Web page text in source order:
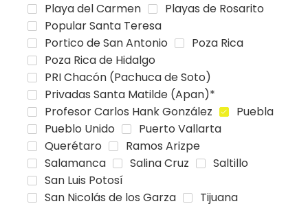
Playa del Carmen
Playas de Rosarito
Popular Santa Teresa
Portico de San Antonio
Poza Rica
Poza Rica de Hidalgo
PRI Chacón (Pachuca de Soto)
Privadas Santa Matilde (Apan)*
Profesor Carlos Hank González
Puebla
Pueblo Unido
Puerto Vallarta
Querétaro
Ramos Arizpe
Salamanca
Salina Cruz
Saltillo
San Luis Potosí
San Nicolás de los Garza
Tijuana